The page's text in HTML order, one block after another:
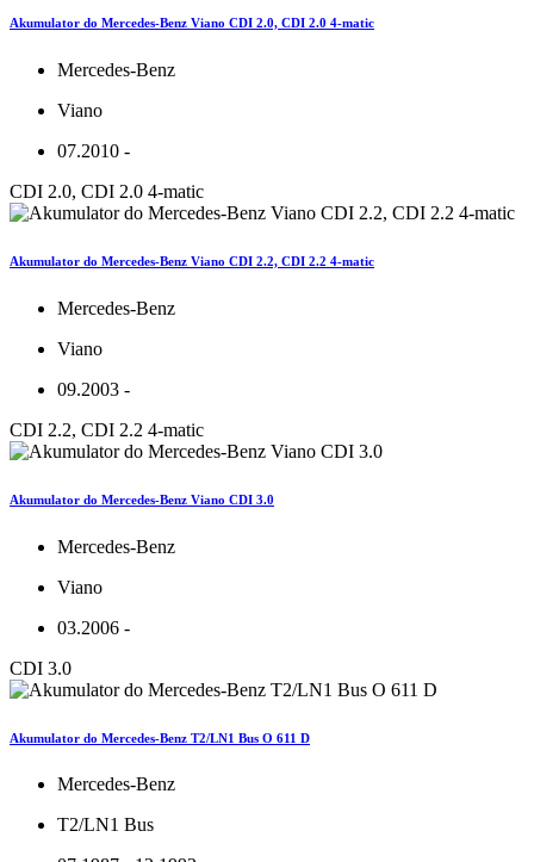
Akumulator do Mercedes-Benz Viano CDI 2.0, CDI 2.0 4-matic
Mercedes-Benz
Viano
07.2010 -
CDI 2.0, CDI 2.0 4-matic
Akumulator do Mercedes-Benz Viano CDI 2.2, CDI 2.2 4-matic
Mercedes-Benz
Viano
09.2003 -
CDI 2.2, CDI 2.2 4-matic
Akumulator do Mercedes-Benz Viano CDI 3.0
Mercedes-Benz
Viano
03.2006 -
CDI 3.0
Akumulator do Mercedes-Benz T2/LN1 Bus O 611 D
Mercedes-Benz
T2/LN1 Bus